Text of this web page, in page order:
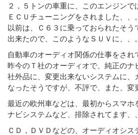
２，５トンの車重に、このエンジンで
ＥＣＵチューニングをされました、、。
以前は、Ｃ６３に乗っておられたそう
出来たので、このようなＳＵＶに、、。
自動車のオーディオ関係の仕事をされ
昨今のＴ社のオーディオで、純正のナ
社外品に、変更出来ないシステムに、
なったそうですが、不評で、また、変
最近の欧州車などは、最初からスマホ
ナビシステムなど、排除されてます、
ＣＤ，ＤＶＤなどの、オーディオシス